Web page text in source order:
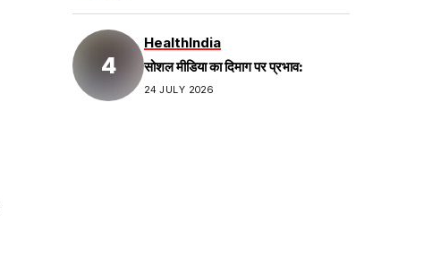
HealthIndia
सोशल मीडिया का दिमाग पर प्रभाव:
24 JULY 2026